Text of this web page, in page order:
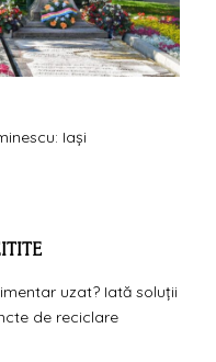
Iași
uzat? Iată soluții
de reciclare